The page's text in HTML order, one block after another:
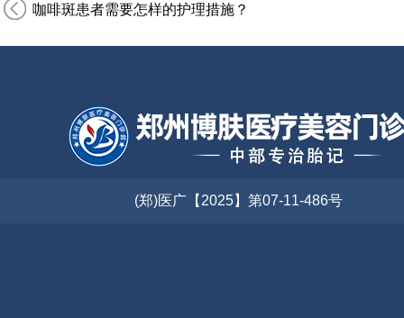
咖啡斑患者需要怎样的护理措施？
(郑)医广【2025】第07-11-486号